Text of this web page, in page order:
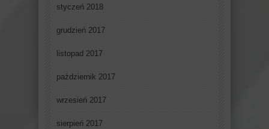
styczeń 2018
grudzień 2017
listopad 2017
październik 2017
wrzesień 2017
sierpień 2017